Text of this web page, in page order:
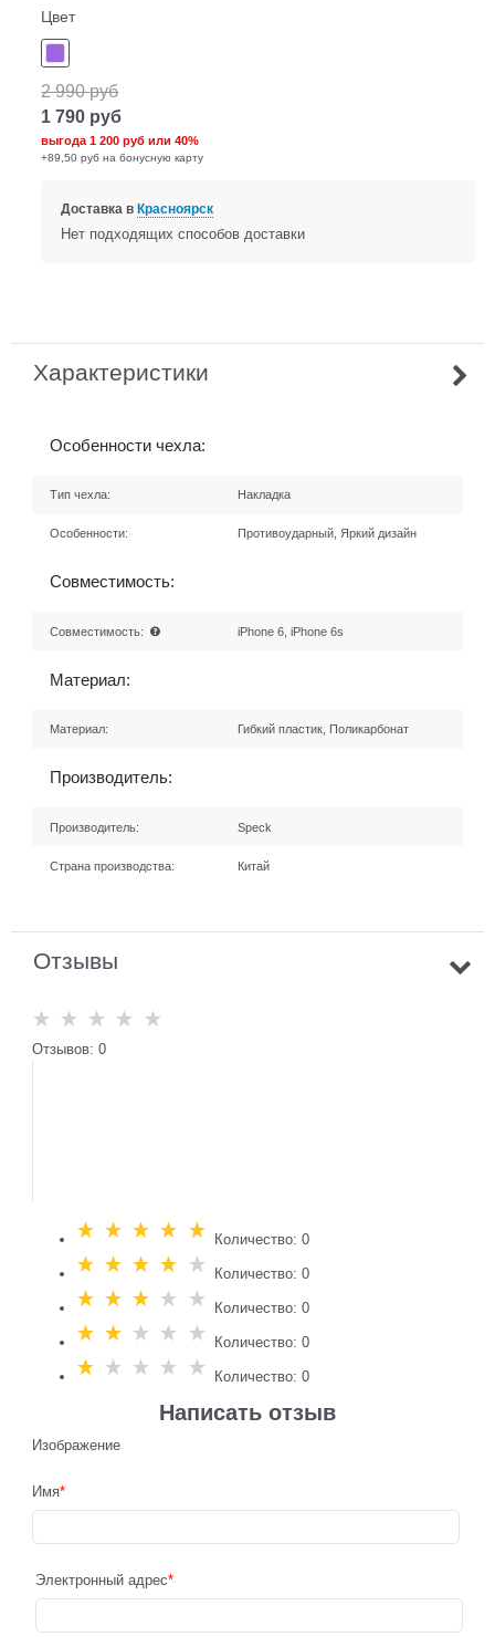
Цвет
2 990 руб
1 790 руб
выгода1 200 руб или40%
+89,50 руб на бонусную карту
Доставка в Красноярск
Нет подходящих способов доставки
Характеристики
Особенности чехла:
Тип чехла: Накладка
Особенности: Противоударный, Яркий дизайн
Совместимость:
Совместимость: iPhone 6, iPhone 6s
Материал:
Материал: Гибкий пластик, Поликарбонат
Производитель:
Производитель: Speck
Страна производства: Китай
Отзывы
Отзывов: 0
Количество: 0
Количество: 0
Количество: 0
Количество: 0
Количество: 0
Написать отзыв
Изображение
Имя
Электронный адрес